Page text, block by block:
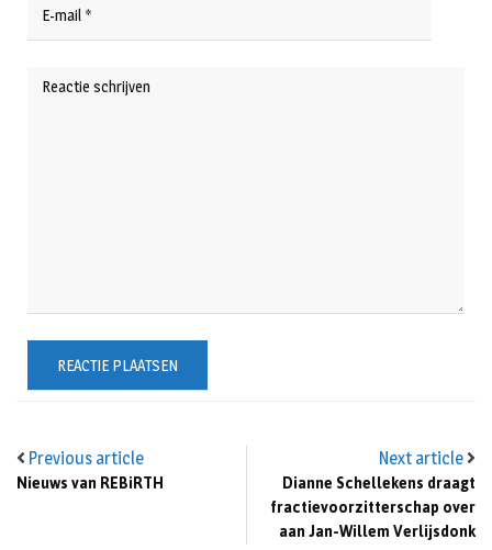
Previous article
Nieuws van REBiRTH
Next article
Dianne Schellekens draagt
fractievoorzitterschap over
aan Jan-Willem Verlijsdonk